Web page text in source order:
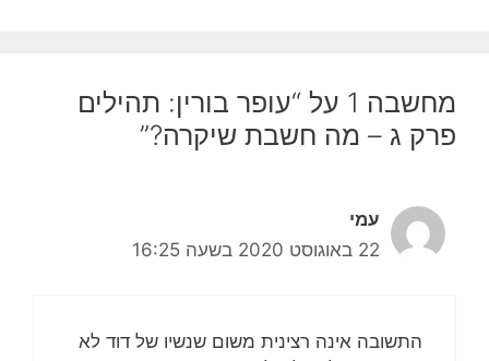
מחשבה 1 על “עופר בורין: תהילים
פרק ג – מה חשבת שיקרה?”
עמי
22 באוגוסט 2020 בשעה 16:25
התשובה אינה רצינית משום שנשיו של דוד לא